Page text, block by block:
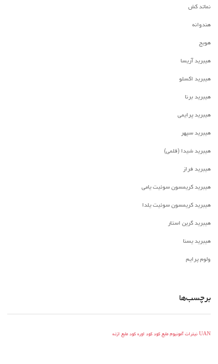
نماتد کش
هندوانه
هویج
هیبرید آریسا
هیبرید اکسلو
هیبرید برنا
هیبرید پرایمی
هیبرید سپهر
هیبرید شیدا (قلمی)
هیبرید فراز
هیبرید کریمسون سوئیت یامی
هیبرید کریمسون سوئیت یلدا
هیبرید گرین استار
هیبرید یسنا
ولوم پرایم
برچسب‌ها
UAN نیترات آمونیوم مایع کود کود اوره کود مایع ازته